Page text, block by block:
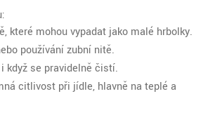
které mohou vypadat jako malé hrbolky.
používání zubní nitě.
když se pravidelně čistí.
citlivost při jídle, hlavně na teplé a